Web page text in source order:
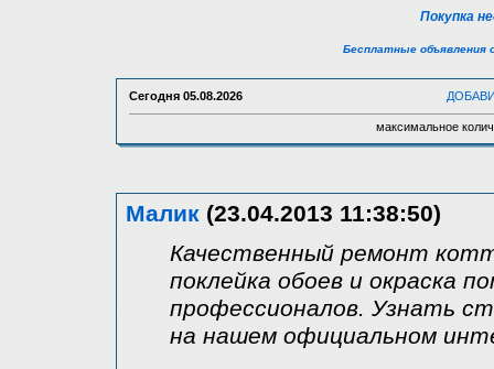
Покупка
Бесплатные объявления
Сегодня 05.08.2026
максимальное
Малик (23.04.2013 11:38:50)
Качественный ремонт
поклейка обоев и окраска
профессионалов. Узнать
на нашем официальном